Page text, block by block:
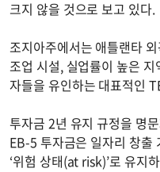
크지 않을 것으로 보고 있다.
조지아주에서는 애틀랜타
조업 시설, 실업률이 높은
자들을 유인하는 대표적인
투자금 2년 유지 규정을 명
EB-5 투자금은 일자리 창출
‘위험 상태(at risk)’로 유지